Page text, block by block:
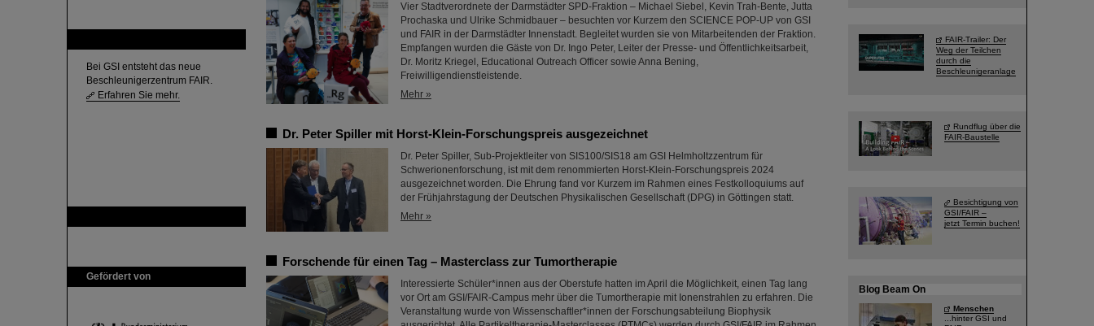
Bei GSI entsteht das neue
Beschleunigerzentrum FAIR.
Erfahren Sie mehr.
Gefördert von
Vier Stadtverordnete der Darmstädter SPD-Fraktion – Michael Siebel, Kevin Trah-Bente, Jutta
Prochaska und Ulrike Schmidbauer – besuchten vor Kurzem den SCIENCE POP-UP von GSI
und FAIR in der Darmstädter Innenstadt. Begleitet wurden sie von Mitarbeitenden der Fraktion.
Empfangen wurden die Gäste von Dr. Ingo Peter, Leiter der Presse- und Öffentlichkeitsarbeit,
Dr. Moritz Kriegel, Educational Outreach Officer sowie Anna Bening,
Freiwilligendienstleistende.
Mehr »
Dr. Peter Spiller mit Horst-Klein-Forschungspreis ausgezeichnet
Dr. Peter Spiller, Sub-Projektleiter von SIS100/SIS18 am GSI Helmholtzzentrum für
Schwerionenforschung, ist mit dem renommierten Horst-Klein-Forschungspreis 2024
ausgezeichnet worden. Die Ehrung fand vor Kurzem im Rahmen eines Festkolloquiums auf
der Frühjahrstagung der Deutschen Physikalischen Gesellschaft (DPG) in Göttingen statt.
Mehr »
Forschende für einen Tag – Masterclass zur Tumortherapie
Interessierte Schüler*innen aus der Oberstufe hatten im April die Möglichkeit, einen Tag lang
vor Ort am GSI/FAIR-Campus mehr über die Tumortherapie mit Ionenstrahlen zu erfahren. Die
Veranstaltung wurde von Wissenschaftler*innen der Forschungsabteilung Biophysik
FAIR-Trailer: Der
Weg der Teilchen
durch die
Beschleunigeranlage
Rundflug über die
FAIR-Baustelle
Besichtigung von
GSI/FAIR –
jetzt Termin buchen!
Blog Beam On
Menschen
...hinter GSI und